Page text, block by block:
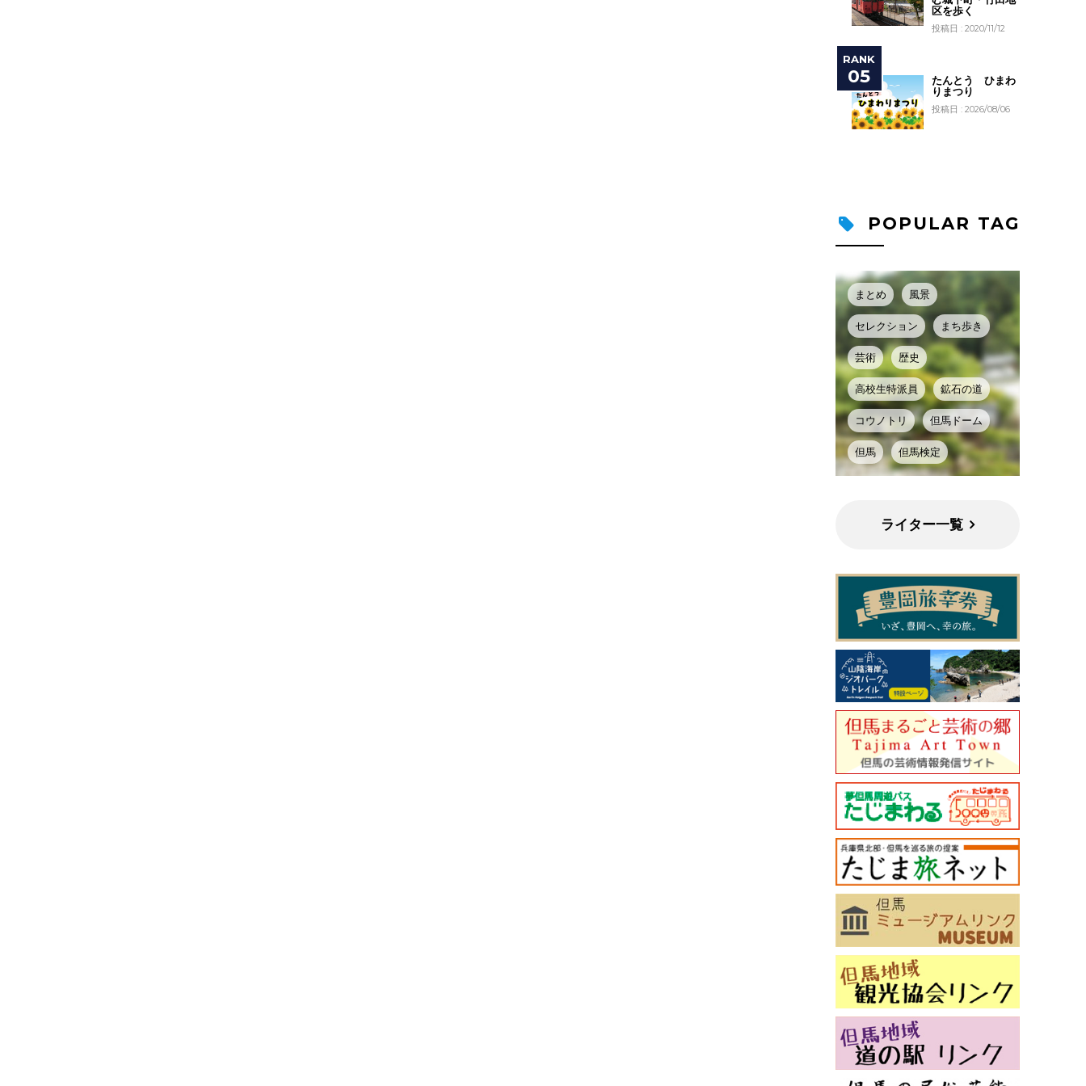
区を歩く
投稿日 : 2020/11/12
たんとう ひまわ
りまつり
投稿日 : 2026/08/06
POPULAR TAG
まとめ 風景
セレクション まち歩き
芸術 歴史
高校生特派員 鉱石の道
コウノトリ 但馬ドーム
但馬 但馬検定
ライター一覧